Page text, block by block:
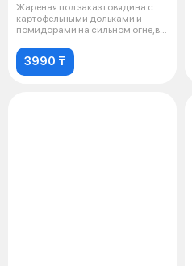
Жареная пол заказ говядина с
картофельными дольками и
помидорами на сильном огне,в
3990 ₸